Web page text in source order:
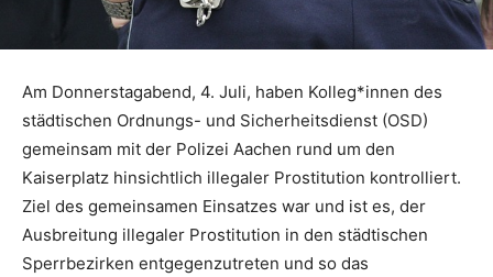
Am Donnerstagabend, 4. Juli, haben Kolleg*innen des
städtischen Ordnungs- und Sicherheitsdienst (OSD)
gemeinsam mit der Polizei Aachen rund um den
Kaiserplatz hinsichtlich illegaler Prostitution kontrolliert.
Ziel des gemeinsamen Einsatzes war und ist es, der
Ausbreitung illegaler Prostitution in den städtischen
Sperrbezirken entgegenzutreten und so das